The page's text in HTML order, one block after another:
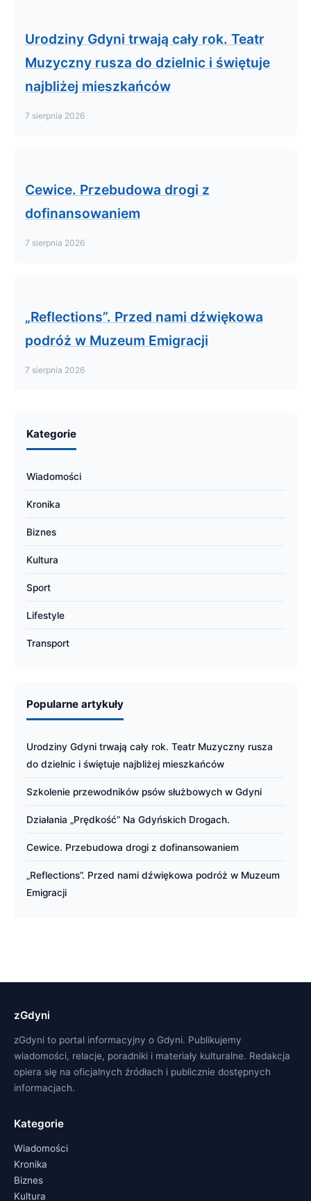
Urodziny Gdyni trwają cały rok. Teatr
Muzyczny rusza do dzielnic i świętuje
najbliżej mieszkańców
7 sierpnia 2026
Cewice. Przebudowa drogi z
dofinansowaniem
7 sierpnia 2026
„Reflections”. Przed nami dźwiękowa
podróż w Muzeum Emigracji
7 sierpnia 2026
Kategorie
Wiadomości
Kronika
Biznes
Kultura
Sport
Lifestyle
Transport
Popularne artykuły
Urodziny Gdyni trwają cały rok. Teatr Muzyczny rusza
do dzielnic i świętuje najbliżej mieszkańców
Szkolenie przewodników psów służbowych w Gdyni
Działania „Prędkość” Na Gdyńskich Drogach.
Cewice. Przebudowa drogi z dofinansowaniem
„Reflections”. Przed nami dźwiękowa podróż w Muzeum
Emigracji
zGdyni
zGdyni to portal informacyjny o Gdyni. Publikujemy
wiadomości, relacje, poradniki i materiały kulturalne. Redakcja
opiera się na oficjalnych źródłach i publicznie dostępnych
informacjach.
Kategorie
Wiadomości
Kronika
Biznes
Kultura